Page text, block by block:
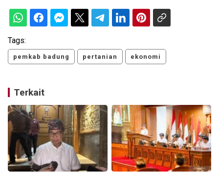
Tags:
pemkab badung pertanian ekonomi
Terkait